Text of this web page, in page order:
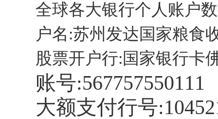
全球各大银行个人账户
户名:苏州发达国家粮食
股票开户行:国家银行卡
账号:567757550111
大额支付行号